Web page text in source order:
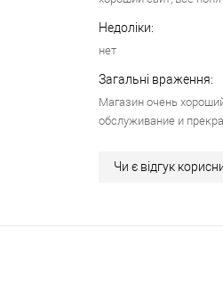
Недоліки:
нет
Загальні враження:
Магазин очень
обслуживание и
Чи є відгук